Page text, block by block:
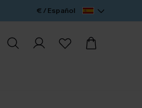
€ / Español